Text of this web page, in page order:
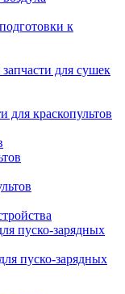
к
для сушек
для краскопультов
пуско-зарядных
пуско-зарядных